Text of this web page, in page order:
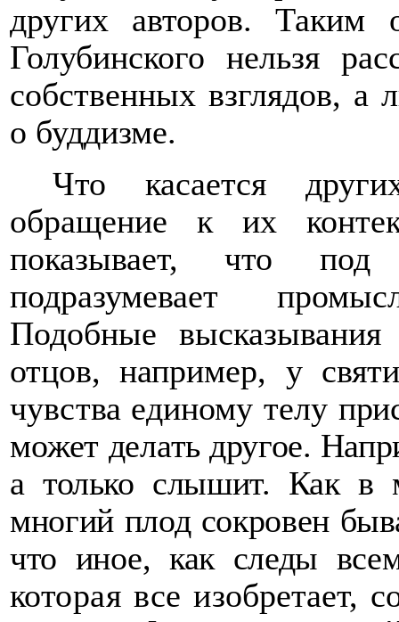
других авторов. Таким
Голубинского нельзя
собственных взглядов, а
о буддизме.
Что касается
обращение к их
показывает, что
подразумевает
Подобные
отцов, например, у
чувства единому телу
может де­лать другое.
а только слышит. Как в
многий плод сокровен
что иное, как следы все­
которая всеизобретает,